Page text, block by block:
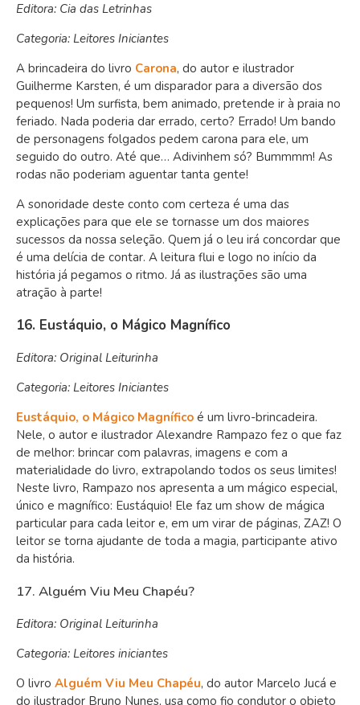
Editora: Cia das Letrinhas
Categoria: Leitores Iniciantes
A brincadeira do livro Carona, do autor e ilustrador
Guilherme Karsten, é um disparador para a diversão dos
pequenos! Um surfista, bem animado, pretende ir à praia no
feriado. Nada poderia dar errado, certo? Errado! Um bando
de personagens folgados pedem carona para ele, um
seguido do outro. Até que… Adivinhem só? Bummmm! As
rodas não poderiam aguentar tanta gente!
A sonoridade deste conto com certeza é uma das
explicações para que ele se tornasse um dos maiores
sucessos da nossa seleção. Quem já o leu irá concordar que
é uma delícia de contar. A leitura flui e logo no início da
história já pegamos o ritmo. Já as ilustrações são uma
atração à parte!
16. Eustáquio, o Mágico Magnífico
Editora: Original Leiturinha
Categoria: Leitores Iniciantes
Eustáquio, o Mágico Magnífico é um livro-brincadeira.
Nele, o autor e ilustrador Alexandre Rampazo fez o que faz
de melhor: brincar com palavras, imagens e com a
materialidade do livro, extrapolando todos os seus limites!
Neste livro, Rampazo nos apresenta a um mágico especial,
único e magnífico: Eustáquio! Ele faz um show de mágica
particular para cada leitor e, em um virar de páginas, ZAZ! O
leitor se torna ajudante de toda a magia, participante ativo
da história.
17. Alguém Viu Meu Chapéu?
Editora: Original Leiturinha
Categoria: Leitores iniciantes
O livro Alguém Viu Meu Chapéu, do autor Marcelo Jucá e
do ilustrador Bruno Nunes, usa como fio condutor o objeto